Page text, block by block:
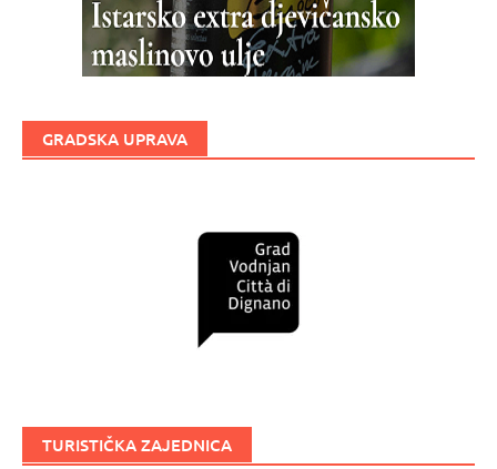
GRADSKA UPRAVA
TURISTIČKA ZAJEDNICA